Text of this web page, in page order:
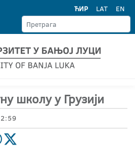
ЋИР LAT EN
школу у Грузији